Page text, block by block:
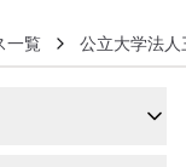
一覧 公立大学法